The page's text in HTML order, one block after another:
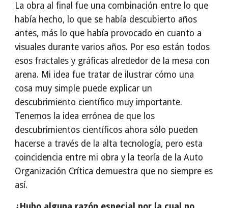
La obra al final fue una combinación entre lo que
había hecho, lo que se había descubierto años
antes, más lo que había provocado en cuanto a
visuales durante varios años. Por eso están todos
esos fractales y gráficas alrededor de la mesa con
arena. Mi idea fue tratar de ilustrar cómo una
cosa muy simple puede explicar un
descubrimiento científico muy importante.
Tenemos la idea errónea de que los
descubrimientos científicos ahora sólo pueden
hacerse a través de la alta tecnología, pero esta
coincidencia entre mi obra y la teoría de la Auto
Organización Crítica demuestra que no siempre es
así.